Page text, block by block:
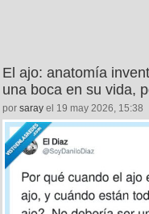
El ajo: anatomía
una boca en su vida,
por saray el 19 may 2026, 15:38